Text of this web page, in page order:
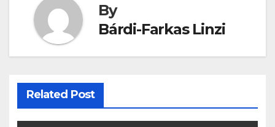
By
Bárdi-Farkas Linzi
Related Post